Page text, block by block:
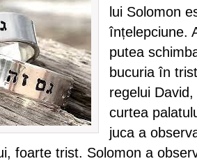
lui Solomon
înțelepciune.
putea
bucuria în
regelui
curtea
juca a
foarte trist. Solomon a